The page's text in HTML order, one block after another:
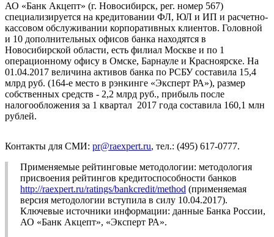
АО «Банк Акцепт» (г. Новосибирск, рег. номер 567)
специализируется на кредитовании ФЛ, ЮЛ и ИП и расчетно-
кассовом обслуживании корпоративных клиентов. Головной
и 10 дополнительных офисов банка находятся в
Новосибирской области, есть филиал Москве и по 1
операционному офису в Омске, Барнауле и Красноярске. На
01.04.2017 величина активов банка по РСБУ составила 15,4
млрд руб. (164-е место в рэнкинге «Эксперт РА»), размер
собственных средств - 2,2 млрд руб., прибыль после
налогообложения за 1 квартал 2017 года составила 160,1 млн
рублей.
Контакты для СМИ: pr@raexpert.ru, тел.: (495) 617-0777.
Применяемые рейтинговые методологии: методология
присвоения рейтингов кредитоспособности банков
http://raexpert.ru/ratings/bankcredit/method (применяемая
версия методологии вступила в силу 10.04.2017).
Ключевые источники информации: данные Банка России,
АО «Банк Акцепт», «Эксперт РА».